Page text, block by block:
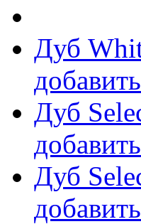
Дуб
Дуб
Дуб